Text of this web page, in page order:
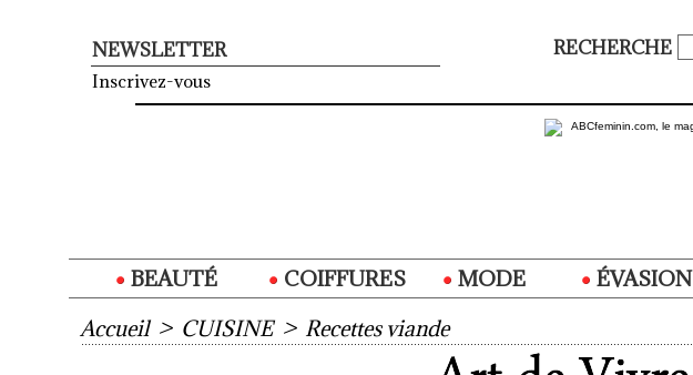
NEWSLETTER
Inscrivez-vous
RECHERCHE
BEAUTÉ COIFFURES MODE ÉVASION
Accueil > CUISINE > Recettes viande